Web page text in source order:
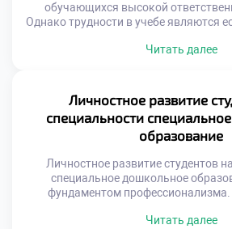
обучающихся высокой
Однако трудности в учебе являются
помогает преодолеть любые
рассчитывать на понимание и
Затруднения не становятся
профессии. Индивидуальный
Читать далее
Личностное развитие
специальности
образование
Личностное развитие студентов
специальное дошкольное
фундаментом профессионализма.
Профессия требует от специалиста
Читать далее